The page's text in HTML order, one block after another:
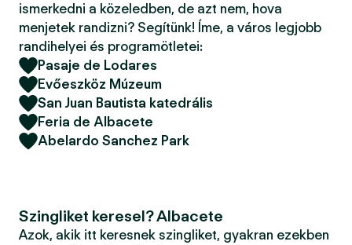
ismerkedni a közeledben, de azt nem, hova
menjetek randizni? Segítünk! Íme, a város legjobb
randihelyei és programötletei:
Pasaje de Lodares
Evőeszköz Múzeum
San Juan Bautista katedrális
Feria de Albacete
Abelardo Sanchez Park
Szingliket keresel? Albacete
Azok, akik itt keresnek szingliket, gyakran ezekben